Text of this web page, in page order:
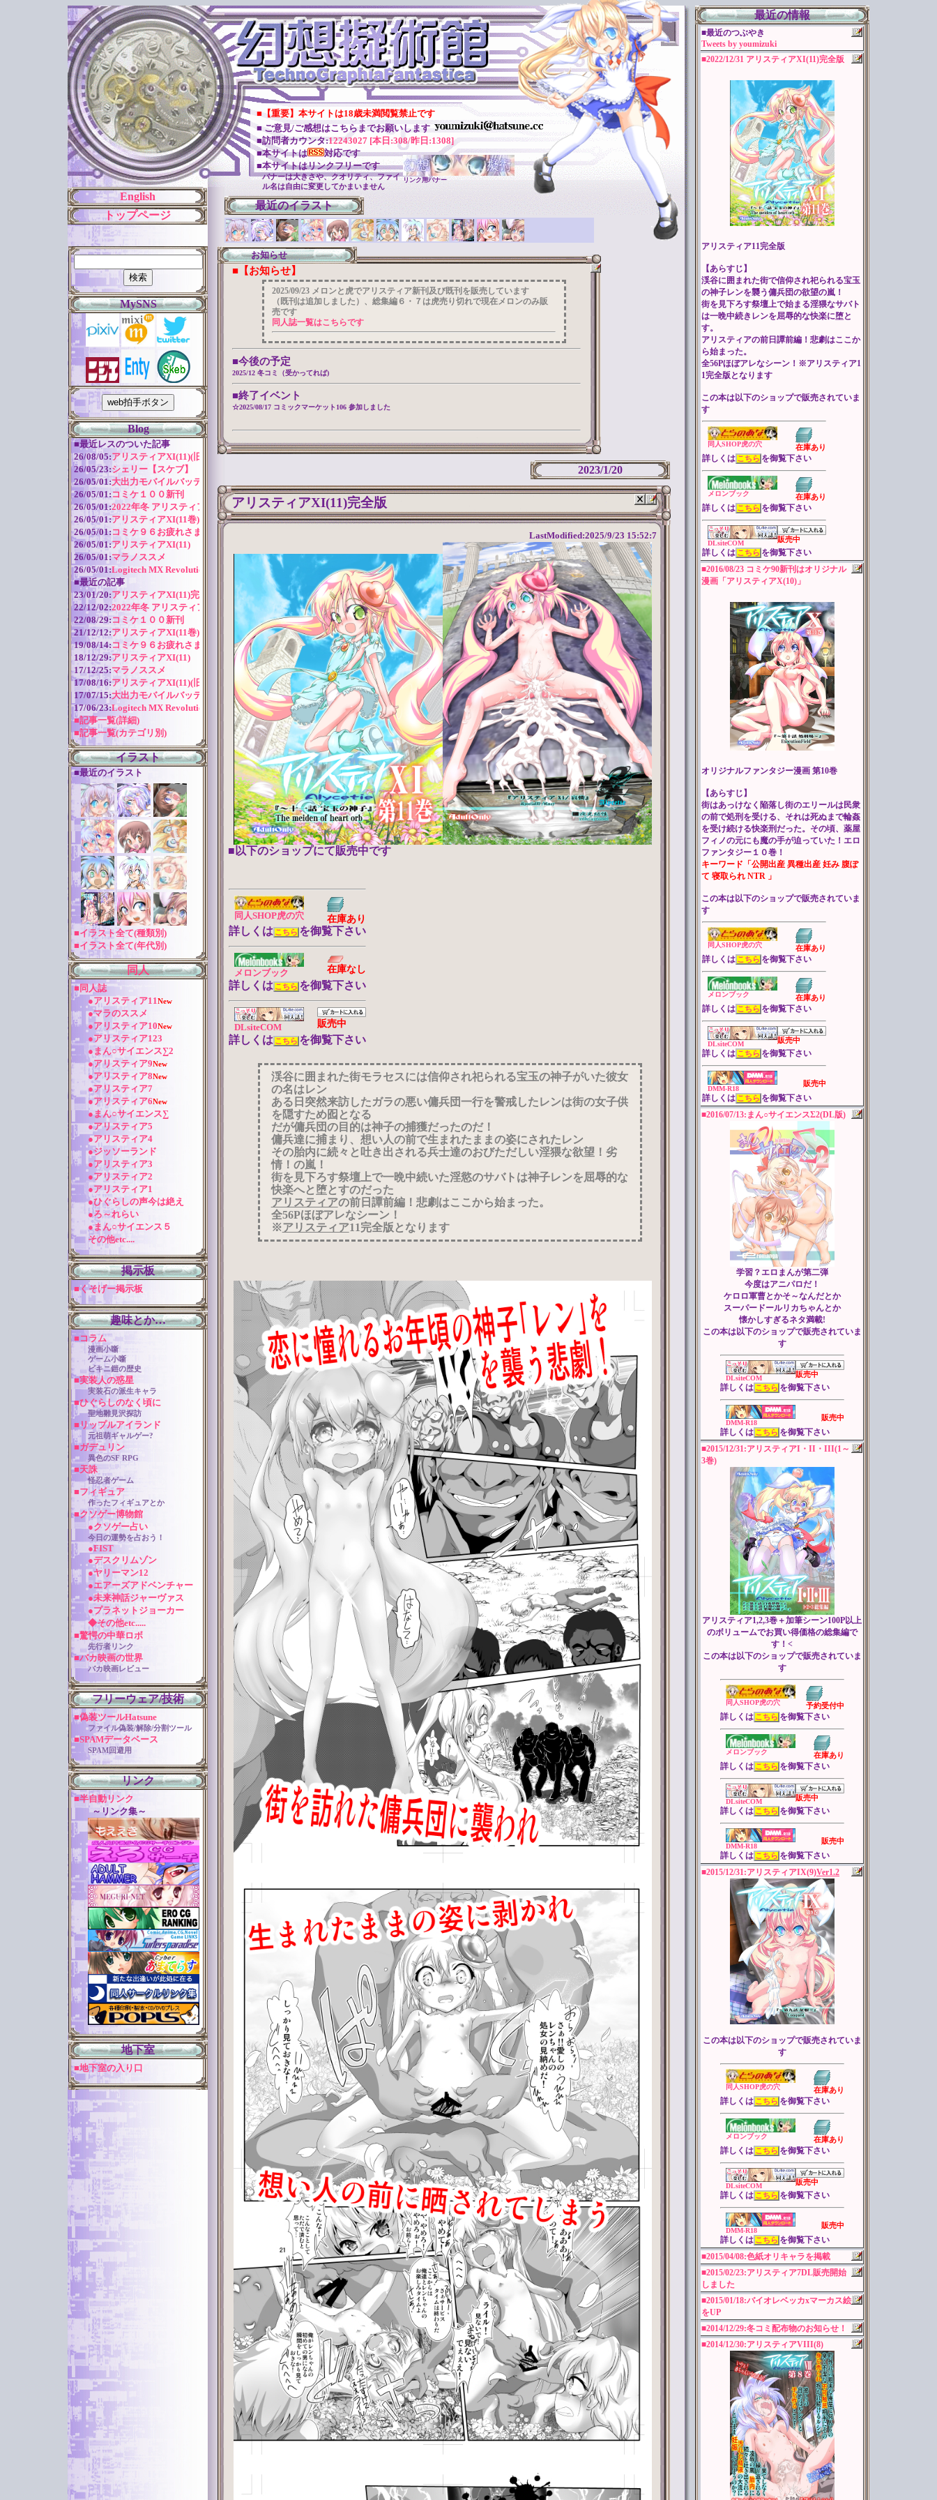
English
トップページ
■【重要】本サイトは18歳未満閲覧禁止です
■ ご意見/ご感想はこちらまでお願いします
■訪問者カウンタ:12243027 [本日:308/昨日:1308]
■本サイトは
対応です
■本サイトはリンクフリーです
リンク用バナー
バナーは大きさや、クオリティ、ファイ
ル名は自由に変更してかまいません
最近のイラスト
MySNS
Blog
■最近レスのついた記事
26/08/05:アリスティアXI(11)(旧版)
26/05/23:シェリー【スケブ】
26/05/01:大出力モバイルバッテリー
26/05/01:コミケ１００新刊
26/05/01:2022年冬 アリスティアシリーズ今後の予定
26/05/01:アリスティアXI(11巻) 作成近況
26/05/01: コミケ９６お疲れさまでした！
26/05/01:アリスティアXI(11)
26/05/01:マラノススメ
26/05/01:Logitech MX Revolution バッテリー交換
■最近の記事
23/01/20:アリスティアXI(11)完全版
22/12/02:2022年冬 アリスティアシリーズ今後の予定
22/08/29:コミケ１００新刊
21/12/12:アリスティアXI(11巻) 作成近況
19/08/14:コミケ９６お疲れさまでした！
18/12/29:アリスティアXI(11)
17/12/25:マラノススメ
17/08/16:アリスティアXI(11)(旧版)
17/07/15:大出力モバイルバッテリー
17/06/23:Logitech MX Revolution バッテリー交換
■記事一覧(詳細)
■記事一覧(カテゴリ別)
イラスト
■最近のイラスト
■イラスト全て(種類別)
■イラスト全て(年代別)
同人
■同人誌
●アリスティア11New
●マラのススメ
●アリスティア10New
●アリスティア123
●まん○サイエンス∑2
●アリスティア9New
●アリスティア8New
●アリスティア7
●アリスティア6New
●まん○サイエンス∑
●アリスティア5
●アリスティア4
●ジッソーランド
●アリスティア3
●アリスティア2
●アリスティア1
●ひぐらしの声今は絶え
●ろ～れらい
●まん○サイエンス５
その他etc....
掲示板
■くそげー掲示板
趣味とか…
■コラム
漫画小噺
ゲーム小噺
ビキニ鎧の歴史
■実装人の惑星
実装石の派生キャラ
■ひぐらしのなく頃に
聖地雛見沢探訪
■リップルアイランド
元祖萌ギャルゲー?
■ガデュリン
異色のSF RPG
■天誅
怪忍者ゲーム
■フィギュア
作ったフィギュアとか
■クソゲー博物館
●クソゲー占い
今日の運勢を占おう！
●FIST
●デスクリムゾン
●ヤリーマン12
●エアーズアドベンチャー
●未来神話ジャーヴァス
●プラネットジョーカー
◆その他etc.....
■驚愕の中華ロボ
先行者リンク
■バカ映画の世界
バカ映画レビュー
フリーウェア/技術
■偽装ツールHatsune
ファイル偽装/解除/分割ツール
■SPAMデータベース
SPAM回避用
リンク
■半自動リンク
～リンク集～
地下室
■地下室の入り口
お知らせ
■【お知らせ】
2025/09/23 メロンと虎でアリスティア新刊及び既刊を販売しています
（既刊は追加しました）、総集編６・７は虎売り切れで現在メロンのみ販
売です
同人誌一覧はこちらです
■今後の予定
2025/12 冬コミ（受かってれば)
■終了イベント
☆2025/08/17 コミックマーケット106 参加しました
2023/1/20
アリスティアXI(11)完全版
LastModified:2025/9/23 15:52:7
■以下のショップにて販売中です
同人SHOP虎の穴 在庫あり
詳しくは こちら を御覧下さい
メロンブック 在庫なし
詳しくは こちら を御覧下さい
DLsiteCOM 販売中
詳しくは こちら を御覧下さい
渓谷に囲まれた街モラセスには信仰され祀られる宝玉の神子がいた彼女
の名はレン
ある日突然来訪したガラの悪い傭兵団一行を警戒したレンは街の女子供
を隠すため囮となる
だが傭兵団の目的は神子の捕獲だったのだ！
傭兵達に捕まり、想い人の前で生まれたままの姿にされたレン
その胎内に続々と吐き出される兵士達のおびただしい淫猥な欲望！劣
情！の嵐！
街を見下ろす祭壇上で一晩中続いた淫慾のサバトは神子レンを屈辱的な
快楽へと堕とすのだった
アリスティアの前日譚前編！悲劇はここから始まった。
全56Pほぼアレなシーン！
※アリスティア11完全版となります
最近の情報
■最近のつぶやき
Tweets by youmizuki
■2022/12/31 アリスティアXI(11)完全版
アリスティア11完全版
【あらすじ】
渓谷に囲まれた街で信仰され祀られる宝玉
の神子レンを襲う傭兵団の欲望の嵐！
街を見下ろす祭壇上で始まる淫猥なサバト
は一晩中続きレンを屈辱的な快楽に堕と
す。
アリスティアの前日譚前編！悲劇はここか
ら始まった。
全56Pほぼアレなシーン！※アリスティア1
1完全版となります
この本は以下のショップで販売されていま
す
同人SHOP虎の穴 在庫あり
詳しくは こちら を御覧下さい
メロンブック 在庫あり
詳しくは こちら を御覧下さい
DLsiteCOM 販売中
詳しくは こちら を御覧下さい
■2016/08/23 コミケ90新刊はオリジナル
漫画「アリスティアX(10)」
オリジナルファンタジー漫画 第10巻
【あらすじ】
街はあっけなく陥落し街のエリールは民衆
の前で処刑を受ける、それは死ぬまで輪姦
を受け続ける快楽刑だった。その頃、薬屋
フィノの元にも魔の手が迫っていた！エロ
ファンタジー１０巻！
キーワード「公開出産 異種出産 妊み 腹ぽ
て 寝取られ NTR 」
この本は以下のショップで販売されていま
す
同人SHOP虎の穴 在庫あり
詳しくは こちら を御覧下さい
メロンブック 在庫あり
詳しくは こちら を御覧下さい
DLsiteCOM 販売中
詳しくは こちら を御覧下さい
DMM-R18
販売中
詳しくは こちら を御覧下さい
■2016/07/13:まん○サイエンスΣ2(DL版)
学習？エロまんが第二弾
今度はアニパロだ！
ケロロ軍曹とかそ～なんだとか
スーパードールリカちゃんとか
懐かしすぎるネタ満載!
この本は以下のショップで販売されていま
す
DLsiteCOM 販売中
詳しくは こちら を御覧下さい
DMM-R18
販売中
詳しくは こちら を御覧下さい
■2015/12/31:アリスティアI・II・III(1～
3巻)
アリスティア1,2,3巻＋加筆シーン100P以上
のボリュームでお買い得価格の総集編で
す！<
この本は以下のショップで販売されていま
す
同人SHOP虎の穴 予約受付中
詳しくは こちら を御覧下さい
メロンブック 在庫あり
詳しくは こちら を御覧下さい
DLsiteCOM 販売中
詳しくは こちら を御覧下さい
DMM-R18
販売中
詳しくは こちら を御覧下さい
■2015/12/31:アリスティアIX(9)Ver1.2
この本は以下のショップで販売されていま
す
同人SHOP虎の穴 在庫あり
詳しくは こちら を御覧下さい
メロンブック 在庫あり
詳しくは こちら を御覧下さい
DLsiteCOM 販売中
詳しくは こちら を御覧下さい
DMM-R18
販売中
詳しくは こちら を御覧下さい
■2015/04/08:色紙オリキャラを掲載
■2015/02/23:アリスティア7DL販売開始
しました
■2015/01/18:バイオレベッカxマーカス絵
をUP
■2014/12/29:冬コミ配布物のお知らせ！
■2014/12/30:アリスティアVIII(8)